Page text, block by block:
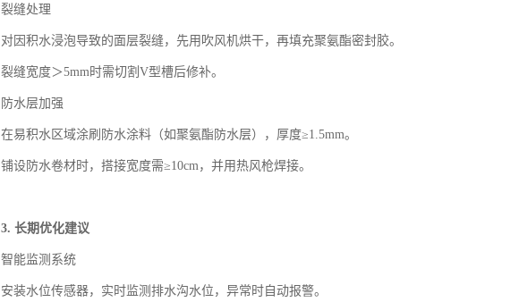
裂缝处理
对因积水浸泡导致的面层裂缝，先用吹风机烘干，再填充聚氨酯密封胶。
裂缝宽度＞5mm时需切割 V型槽后修补。
防水层加强
在易积水区域涂刷防水涂料（如聚氨酯防水层），厚度≥1.5mm。
铺设防水卷材时，搭接宽度需≥10cm，并用热风枪焊接。
3. 长期优化建议
智能监测系统
安装水位传感器，实时监测排水沟水位，异常时自动报警。